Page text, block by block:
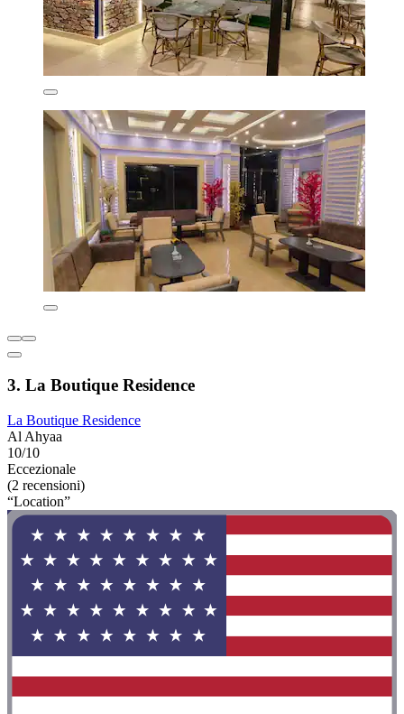
3. La Boutique Residence
La Boutique Residence
Al Ahyaa
10/10
Eccezionale
(2 recensioni)
“Location”